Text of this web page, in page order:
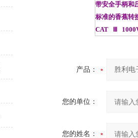
带安全手柄和
标准的香蕉转
CAT Ⅲ
产品：
您的单位：
您的姓名：